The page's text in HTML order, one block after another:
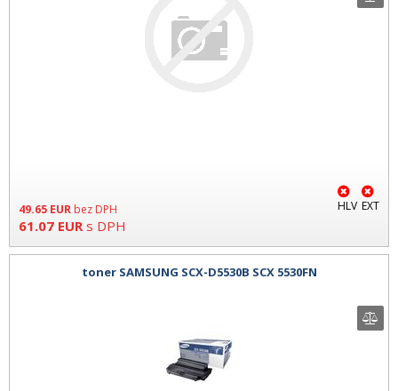
49.65 EUR bez DPH
61.07 EUR s DPH
HLV EXT
toner SAMSUNG SCX-D5530B SCX 5530FN